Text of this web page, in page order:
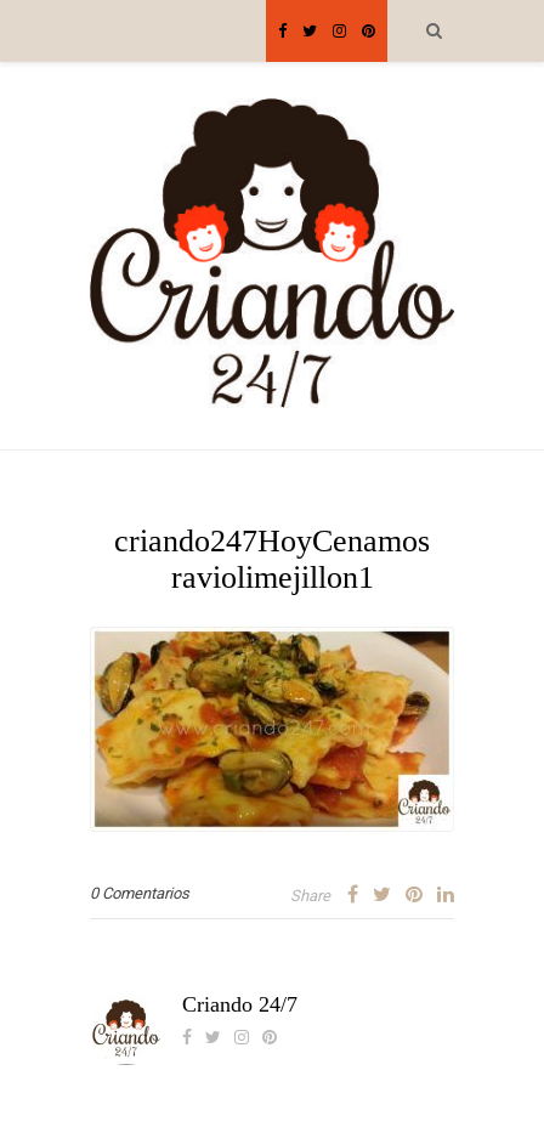
criando247HoyCenamos
raviolimejillon1
0 Comentarios Share
Criando 24/7